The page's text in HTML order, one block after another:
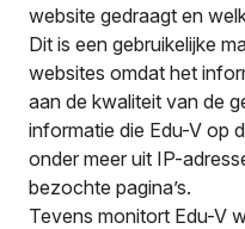
website gedraagt en
Dit is een gebruikelijke
websites omdat het
aan de kwaliteit van de
informatie die Edu-V op
onder meer uit IP-
bezochte pagina’s.
Tevens monitort Edu-V